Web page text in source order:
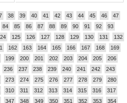
38 39 40 41 42 43 44 45 46
47
84 85 86 87 88 89 90 91 92
93
125 126 127 128 129 130 131
132
162 163 164 165 166 167 168
169
199 200 201 202 203 204 205
206
236 237 238 239 240 241 242
243
273 274 275 276 277 278 279
280
310 311 312 313 314 315 316
317
347 348 349 350 351 352 353 354